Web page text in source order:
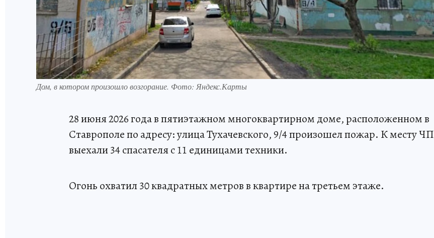
Дом, в котором произошло возгорание. Фото: Яндекс.Карты
28 июня 2026 года в пятиэтажном многоквартирном доме, расположенном в
Ставрополе по адресу: улица Тухачевского, 9/4 произошел пожар. К месту ЧП
выехали 34 спасателя с 11 единицами техники.
Огонь охватил 30 квадратных метров в квартире на третьем этаже.